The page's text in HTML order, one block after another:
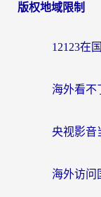
导
版权地域限制